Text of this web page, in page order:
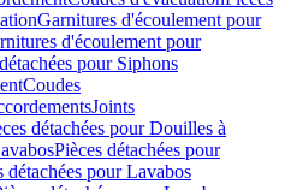
Garnitures d'écoulement pour
d'écoulement pour
pour Siphons
Coudes
Joints
détachées pour Douilles à
Pièces détachées pour
détachées pour Lavabos